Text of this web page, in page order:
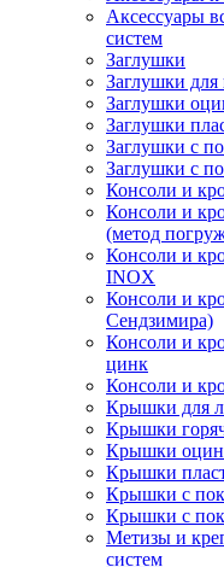
Аксессуары
систем
Заглушки
Заглушки для
Заглушки
Заглушки
Заглушки с
Заглушки с
Консоли и
Консоли и
(метод
Консоли и
INOX
Консоли и
Сендзимира)
Консоли и
цинк
Консоли и
Крышки для
Крышки
Крышки
Крышки
Крышки с
Крышки с
Метизы и
систем